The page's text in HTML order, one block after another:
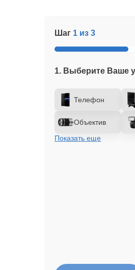
Шаг 1 из 3
1. Выберите Ваше
Телефон
Объектив
Показать еще